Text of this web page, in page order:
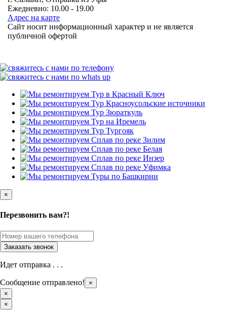
Ежедневно: 10.00 - 19.00
Адрес на карте
Сайт носит информационный характер и не является
публичной офертой
×
Перезвонить вам?!
Идет отправка . . .
Сообщение отправлено!
×
×
×